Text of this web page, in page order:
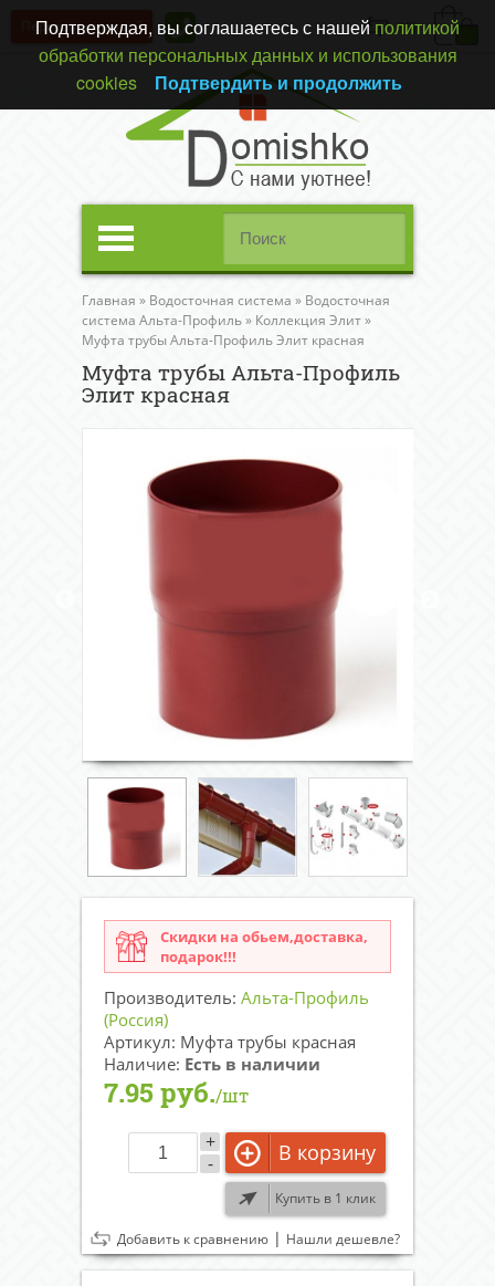
(0)
Перезвонить вам?
Главная » Водосточная система » Водосточная
система Альта-Профиль» Коллекция Элит»
Муфта трубы Альта-Профиль Элит красная
Муфта трубы Альта-Профиль
Элит красная
Скидки на обьем,доставка,
подарок!!!
Производитель: Альта-Профиль
(Россия)
Артикул: Муфта трубы красная
Наличие: Есть в наличии
7.95 руб./шт
-
+ В корзину
Купить в 1 клик
Добавить к сравнению | Нашли дешевле?
Подтверждая, вы соглашаетесь с нашей политикой
обработки персональных данных и использования
cookies
Подтвердить и продолжить